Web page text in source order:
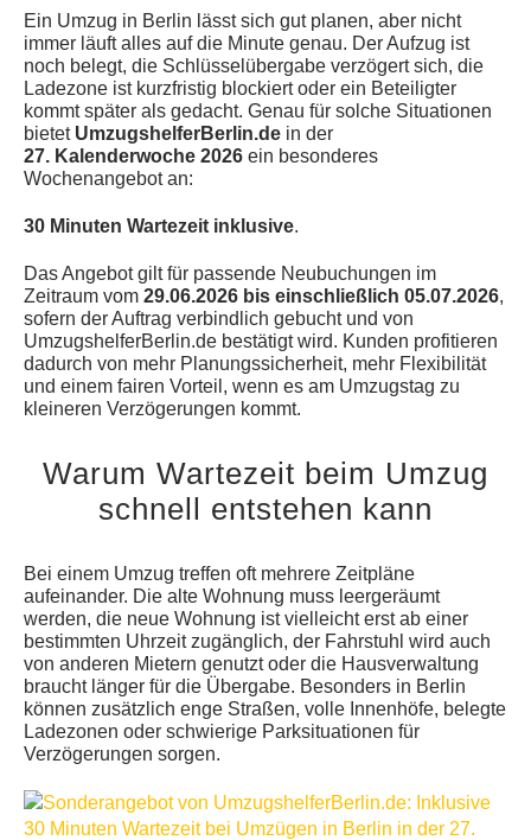
Ein Umzug in Berlin lässt sich gut planen, aber nicht
immer läuft alles auf die Minute genau. Der Aufzug ist
noch belegt, die Schlüsselübergabe verzögert sich, die
Ladezone ist kurzfristig blockiert oder ein Beteiligter
kommt später als gedacht. Genau für solche Situationen
bietet UmzugshelferBerlin.de in der
27. Kalenderwoche 2026 ein besonderes
Wochenangebot an:
30 Minuten Wartezeit inklusive.
Das Angebot gilt für passende Neubuchungen im
Zeitraum vom 29.06.2026 bis einschließlich 05.07.2026,
sofern der Auftrag verbindlich gebucht und von
UmzugshelferBerlin.de bestätigt wird. Kunden profitieren
dadurch von mehr Planungssicherheit, mehr Flexibilität
und einem fairen Vorteil, wenn es am Umzugstag zu
kleineren Verzögerungen kommt.
Warum Wartezeit beim Umzug
schnell entstehen kann
Bei einem Umzug treffen oft mehrere Zeitpläne
aufeinander. Die alte Wohnung muss leergeräumt
werden, die neue Wohnung ist vielleicht erst ab einer
bestimmten Uhrzeit zugänglich, der Fahrstuhl wird auch
von anderen Mietern genutzt oder die Hausverwaltung
braucht länger für die Übergabe. Besonders in Berlin
können zusätzlich enge Straßen, volle Innenhöfe, belegte
Ladezonen oder schwierige Parksituationen für
Verzögerungen sorgen.